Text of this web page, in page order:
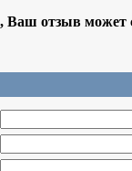
Ваш отзыв может